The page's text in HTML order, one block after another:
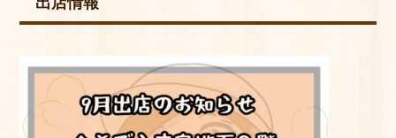
オンラインショップ
オンラインショップからのご購入方法
お問い合わせ